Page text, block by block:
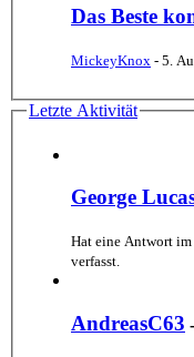
Das Beste
MickeyKnox - 5.
Letzte Aktivität
George
Hat eine Antwort im
verfasst.
AndreasC63 -